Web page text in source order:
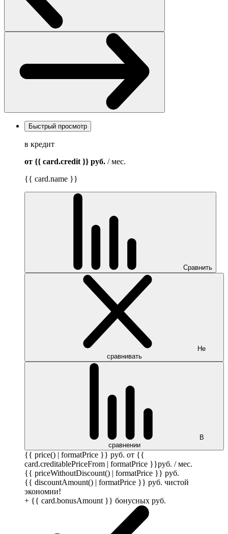
Быстрый просмотр
в кредит
от {{ card.credit }} руб. / мес.
{{ card.name }}
Сравнить
Не
сравнивать
В
сравнении
{{ price() | formatPrice }} руб. от {{
card.creditablePriceFrom | formatPrice }}руб. / мес.
{{ priceWithoutDiscount() | formatPrice }} руб.
{{ discountAmount() | formatPrice }} руб. чистой
экономии!
+ {{ card.bonusAmount }} бонусных руб.